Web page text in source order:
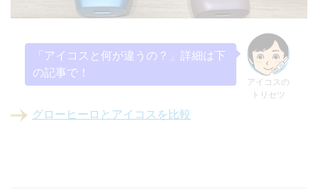
アイコスの
トリセツ
「アイコスと何が違うの？」詳細は下
の記事で！
グローヒーロとアイコスを比較